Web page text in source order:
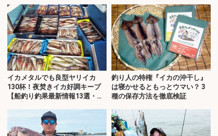
イカメタルでも良型ヤリイカ
130杯！夜焚きイカ好調キープ
【船釣り釣果最新情報13選・玄
釣り人の特権『イカの沖干し』
は寝かせるともっとウマい？ 3
種の保存方法を徹底検証